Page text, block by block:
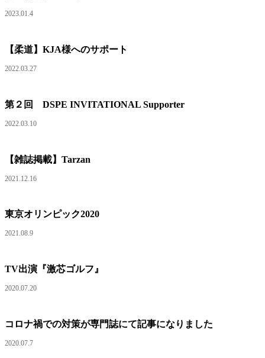
2023.01.4
【柔道】KJA様へのサポート
2022.03.27
第２回 DSPE INVITATIONAL Supporter
2022.03.10
【雑誌掲載】Tarzan
2021.12.16
東京オリンピック2020
2021.08.9
TV出演『激芯ゴルフ』
2020.07.20
コロナ禍での対策が専門誌にて記事になりました
2020.07.7